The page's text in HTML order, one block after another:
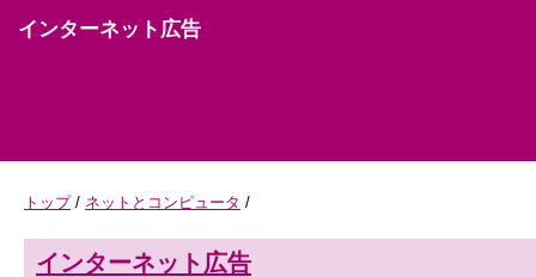
インターネット広告
トップ/ ネットとコンピュータ /
インターネット広告